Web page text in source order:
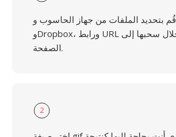
قُم بتحديد الملفات من جهاز الحاسوب وGoogle Drive
وDropbox، ورابط URL أو من خلال سحبها إلى
الصفحة.
2